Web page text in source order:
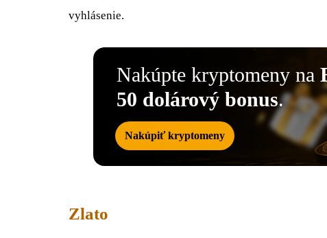
vyhlásenie.
Nakúpte kryptomeny na
50 dolárový bonus.
Nakúpiť kryptomeny
Zlato